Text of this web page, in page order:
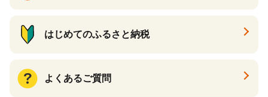
はじめてのふるさと納税
よくあるご質問